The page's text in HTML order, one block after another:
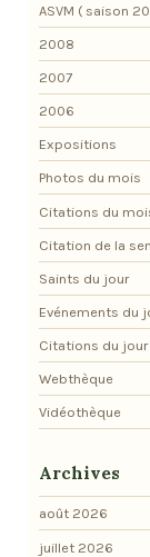
ASVM ( saison
2008
2007
2006
Expositions
Photos du mois
Citations du
Citation de la
Saints du jour
Evénements du
Citations du jour
Webthèque
Vidéothèque
Archives
août 2026
juillet 2026